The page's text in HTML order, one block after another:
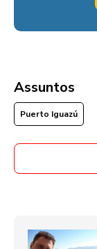
Assuntos
Puerto Iguazú